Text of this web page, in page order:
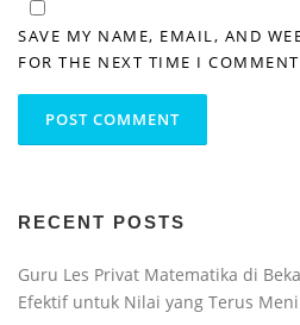
SAVE MY NAME, EMAIL, AND
FOR THE NEXT TIME I
RECENT POSTS
Guru Les Privat Matematika di
Efektif untuk Nilai yang Terus